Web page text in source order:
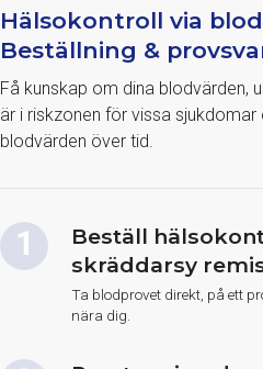
Hälsokontroll via
Beställning &
Få kunskap om dina blodvärden,
är i riskzonen för vissa sjukdomar
blodvärden över tid.
Beställ
skräddarsy
Ta blodprovet direkt, på ett
nära dig.